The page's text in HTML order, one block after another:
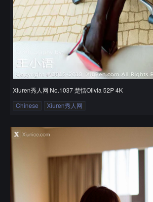
Xiuren秀人网 No.1037 楚恬Olivia 52P 4K
Chinese
Xiuren秀人网